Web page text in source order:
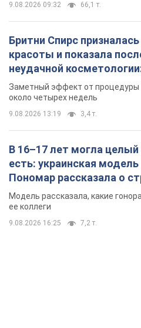
9.08.2026 09:32 66,1 т.
Бритни Спирс призналась
красоты и показала
неудачной
так почти месяц
Заметный эффект от процедуры
около четырех недель
9.08.2026 13:19 3,4 т.
В 16–17 лет могла целый
есть: украинская
Пономар рассказала о
стороне модельной
Модель рассказала, какие
ее коллеги
9.08.2026 16:25 7,2 т.